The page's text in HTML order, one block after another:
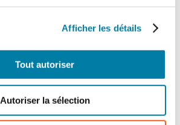
Afficher les détails
Tout autoriser
Autoriser la sélection